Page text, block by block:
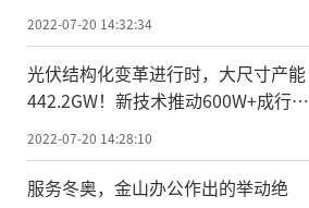
2022-07-20 14:32:34
光伏结构化变革进行时，大尺寸产能
442.2GW！新技术推动600W+成行业
2022-07-20 14:28:10
服务冬奥，金山办公作出的举动绝